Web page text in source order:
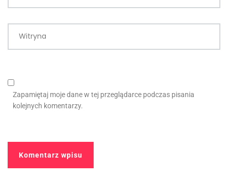
Witryna
Zapamiętaj moje dane w tej przeglądarce podczas pisania
kolejnych komentarzy.